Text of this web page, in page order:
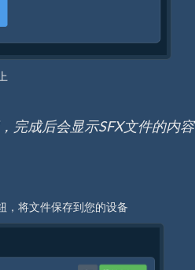
完成后会显示SFX文件的内容
，将文件保存到您的设备